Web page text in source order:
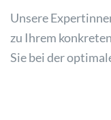
Unsere
zu Ihrem
Sie bei der